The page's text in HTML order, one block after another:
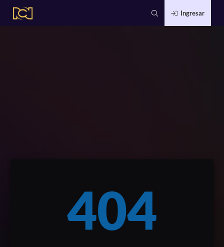
Ingresar
404